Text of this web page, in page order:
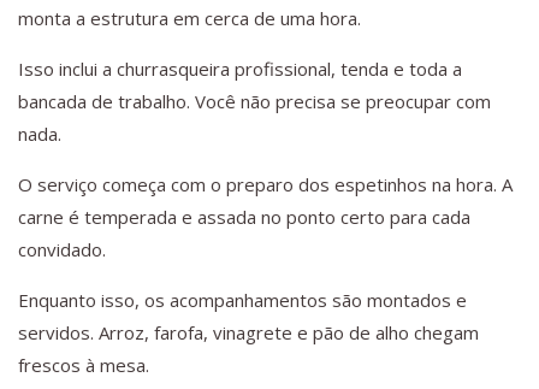
monta a estrutura em cerca de uma hora.
Isso inclui a churrasqueira profissional, tenda e toda a
bancada de trabalho. Você não precisa se preocupar com
nada.
O serviço começa com o preparo dos espetinhos na hora. A
carne é temperada e assada no ponto certo para cada
convidado.
Enquanto isso, os acompanhamentos são montados e
servidos. Arroz, farofa, vinagrete e pão de alho chegam
frescos à mesa.